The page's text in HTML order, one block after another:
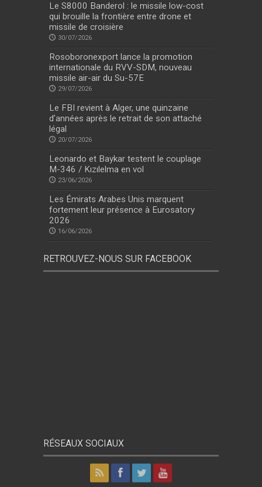
Le S8000 Banderol : le missile low-cost
qui brouille la frontière entre drone et
missile de croisière
30/07/2026
Rosoboronexport lance la promotion
internationale du RVV-SDM, nouveau
missile air-air du Su-57E
29/07/2026
Le FBI revient à Alger, une quinzaine
d’années après le retrait de son attaché
légal
20/07/2026
Leonardo et Baykar testent le couplage
M-346 / Kızılelma en vol
23/06/2026
Les Émirats Arabes Unis marquent
fortement leur présence à Eurosatory
2026
16/06/2026
RETROUVEZ-NOUS SUR FACEBOOK
RÉSEAUX SOCIAUX